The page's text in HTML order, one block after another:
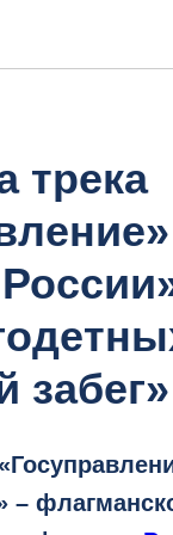
трека
забег»